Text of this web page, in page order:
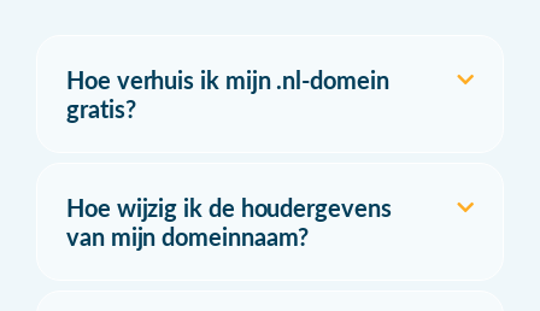
Hoe verhuis ik mijn .nl-domein
gratis?
Hoe wijzig ik de houdergevens
van mijn domeinnaam?